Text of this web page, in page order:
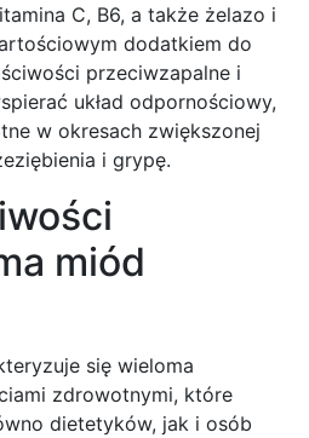
C, B6, a także żelazo i
dodatkiem do
przeciwzapalne i
układ odpornościowy,
w okresach zwiększonej
i grypę.
miód
się wieloma
zdrowotnymi, które
dietetyków, jak i osób